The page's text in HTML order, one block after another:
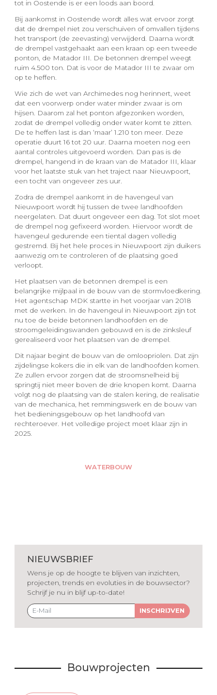
tot in Oostende is er een loods aan boord.
Bij aankomst in Oostende wordt alles wat ervoor zorgt
dat de drempel niet zou verschuiven of omvallen tijdens
het transport (de zeevasting) verwijderd. Daarna wordt
de drempel vastgehaakt aan een kraan op een tweede
ponton, de Matador III. De betonnen drempel weegt
ruim 4.500 ton. Dat is voor de Matador III te zwaar om
op te heffen.
Wie zich de wet van Archimedes nog herinnert, weet
dat een voorwerp onder water minder zwaar is om
hijsen. Daarom zal het ponton afgezonken worden,
zodat de drempel volledig onder water komt te zitten.
De te heffen last is dan ‘maar’ 1.210 ton meer. Deze
operatie duurt 16 tot 20 uur. Daarna moeten nog een
aantal controles uitgevoerd worden. Dan pas is de
drempel, hangend in de kraan van de Matador III, klaar
voor het laatste stuk van het traject naar Nieuwpoort,
een tocht van ongeveer zes uur.
Zodra de drempel aankomt in de havengeul van
Nieuwpoort wordt hij tussen de twee landhoofden
neergelaten. Dat duurt ongeveer een dag. Tot slot moet
de drempel nog gefixeerd worden. Hiervoor wordt de
havengeul gedurende een tiental dagen volledig
gestremd. Bij het hele proces in Nieuwpoort zijn duikers
aanwezig om te controleren of de plaatsing goed
verloopt.
Het plaatsen van de betonnen drempel is een
belangrijke mijlpaal in de bouw van de stormvloedkering.
Het agentschap MDK startte in het voorjaar van 2018
met de werken. In de havengeul in Nieuwpoort zijn tot
nu toe de beide betonnen landhoofden en de
stroomgeleidingswanden gebouwd en is de zinksleuf
gerealiseerd voor het plaatsen van de drempel.
Dit najaar begint de bouw van de omloopriolen. Dat zijn
zijdelingse kokers die in elk van de landhoofden komen.
Ze zullen ervoor zorgen dat de stroomsnelheid bij
springtij niet meer boven de drie knopen komt. Daarna
volgt nog de plaatsing van de stalen kering, de realisatie
van de mechanica, het remmingswerk en de bouw van
het bedieningsgebouw op het landhoofd van
rechteroever. Het volledige project moet klaar zijn in
2025.
WATERBOUW
NIEUWSBRIEF
Wens je op de hoogte te blijven van inzichten,
projecten, trends en evoluties in de bouwsector?
Schrijf je nu in blijf up-to-date!
INSCHRIJVEN
Bouwprojecten